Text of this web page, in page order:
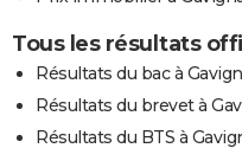
Tous les résultats
Résultats du bac à
Résultats du brevet à
Résultats du BTS à